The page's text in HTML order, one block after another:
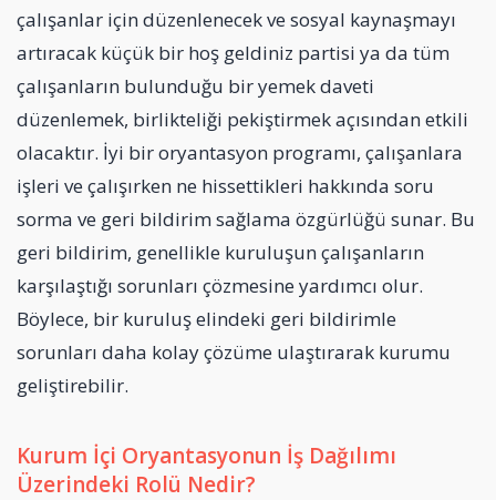
çalışanlar için düzenlenecek ve sosyal kaynaşmayı
artıracak küçük bir hoş geldiniz partisi ya da tüm
çalışanların bulunduğu bir yemek daveti
düzenlemek, birlikteliği pekiştirmek açısından etkili
olacaktır. İyi bir oryantasyon programı, çalışanlara
işleri ve çalışırken ne hissettikleri hakkında soru
sorma ve geri bildirim sağlama özgürlüğü sunar. Bu
geri bildirim, genellikle kuruluşun çalışanların
karşılaştığı sorunları çözmesine yardımcı olur.
Böylece, bir kuruluş elindeki geri bildirimle
sorunları daha kolay çözüme ulaştırarak kurumu
geliştirebilir.
Kurum İçi Oryantasyonun İş Dağılımı
Üzerindeki Rolü Nedir?